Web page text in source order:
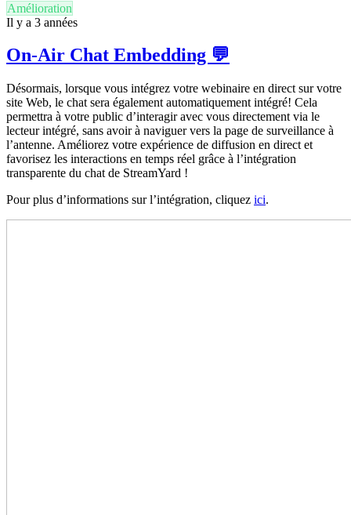
Amélioration
Il y a 3 années
On-Air Chat Embedding 💬
Désormais, lorsque vous intégrez votre webinaire en direct sur votre
site Web, le chat sera également automatiquement intégré! Cela
permettra à votre public d’interagir avec vous directement via le
lecteur intégré, sans avoir à naviguer vers la page de surveillance à
l’antenne. Améliorez votre expérience de diffusion en direct et
favorisez les interactions en temps réel grâce à l’intégration
transparente du chat de StreamYard !
Pour plus d’informations sur l’intégration, cliquez ici.